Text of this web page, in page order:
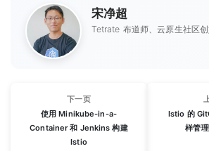
宋净超
Tetrate 布道师、云原生社区创
下一页
使用 Minikube-in-a-
Container 和 Jenkins 构建
Istio
Istio 的
样管